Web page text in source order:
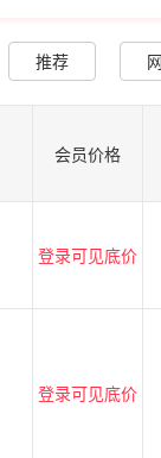
推荐
会员价格
登录可见底价
登录可见底价